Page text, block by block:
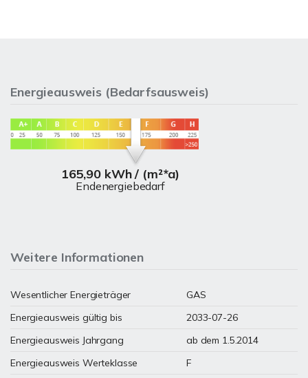
Energieausweis (Bedarfsausweis)
165,90 kWh / (m²*a)
Endenergiebedarf
Weitere Informationen
Wesentlicher Energieträger
GAS
Energieausweis gültig bis
2033-07-26
Energieausweis Jahrgang
ab dem 1.5.2014
Energieausweis Werteklasse
F